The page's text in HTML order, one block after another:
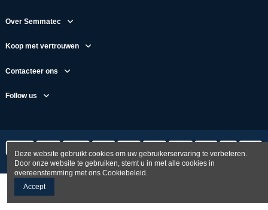
Over Semmatec
Koop met vertrouwen
Contacteer ons
Follow us
Deze website gebruikt cookies om uw gebruikerservaring te verbeteren.
Door onze website te gebruiken, stemt u in met alle cookies in
overeenstemming met ons Cookiebeleid.
Accept